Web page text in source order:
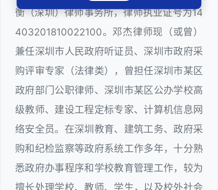
衡（深圳）律师事务所，律师执业证号为14
403201810022100。邓杰律师现（或曾）
兼任深圳市人民政府听证员、深圳市政府采
购评审专家（法律类），曾担任深圳市某区
政府部门公职律师、深圳市某区公办学校高
级教师、建设工程定标专家、计算机信息网
络安全员。在深圳教育、建筑工务、政府采
购和纪检监察等政府系统工作多年，十分熟
悉政府办事程序和学校教育管理工作，较为
擅长处理学校、教师、学生，以及校外社会